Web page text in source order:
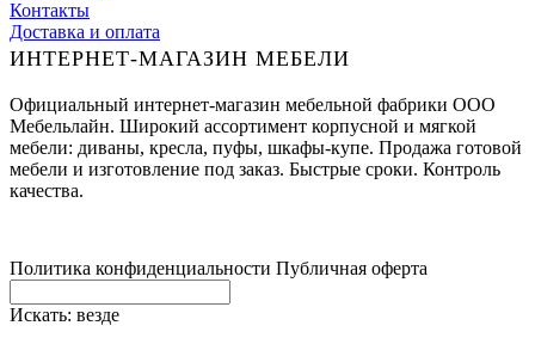
Контакты
Доставка и оплата
ИНТЕРНЕТ-МАГАЗИН МЕБЕЛИ
Официальный интернет-магазин мебельной фабрики ООО
Мебельлайн. Широкий ассортимент корпусной и мягкой
мебели: диваны, кресла, пуфы, шкафы-купе. Продажа готовой
мебели и изготовление под заказ. Быстрые сроки. Контроль
качества.
Политика конфиденциальности Публичная оферта
Искать: везде